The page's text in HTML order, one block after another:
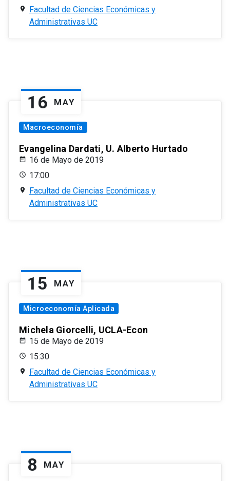
Facultad de Ciencias Económicas y
Administrativas UC
16 MAY
Macroeconomía
Evangelina Dardati, U. Alberto Hurtado
16 de Mayo de 2019
17:00
Facultad de Ciencias Económicas y
Administrativas UC
15 MAY
Microeconomía Aplicada
Michela Giorcelli, UCLA-Econ
15 de Mayo de 2019
15:30
Facultad de Ciencias Económicas y
Administrativas UC
8 MAY